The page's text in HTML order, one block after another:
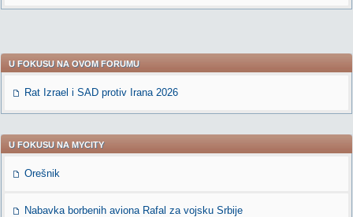
U FOKUSU NA OVOM FORUMU
Rat Izrael i SAD protiv Irana 2026
U FOKUSU NA MYCITY
Orešnik
Nabavka borbenih aviona Rafal za vojsku Srbije